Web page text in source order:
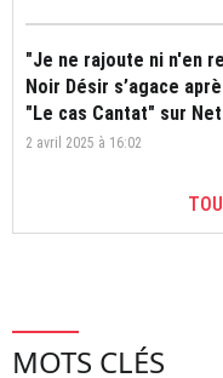
"Je ne rajoute ni n'en
Noir Désir s’agace
"Le cas Cantat" sur
2 avril 2025 à 16:02
MOTS CLÉS